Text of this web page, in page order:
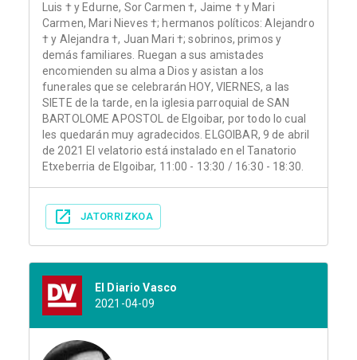
Luis † y Edurne, Sor Carmen †, Jaime † y Mari
Carmen, Mari Nieves †; hermanos políticos: Alejandro
† y Alejandra †, Juan Mari †; sobrinos, primos y
demás familiares. Ruegan a sus amistades
encomienden su alma a Dios y asistan a los
funerales que se celebrarán HOY, VIERNES, a las
SIETE de la tarde, en la iglesia parroquial de SAN
BARTOLOME APOSTOL de Elgoibar, por todo lo cual
les quedarán muy agradecidos. ELGOIBAR, 9 de abril
de 2021 El velatorio está instalado en el Tanatorio
Etxeberria de Elgoibar, 11:00 - 13:30 / 16:30 - 18:30.
JATORRIZKOA
El Diario Vasco
2021-04-09